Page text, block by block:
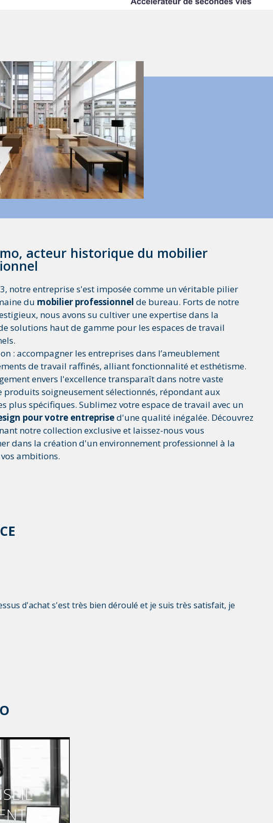
acteur historique du mobilier
notre entreprise s'est imposée comme un véritable pilier
du mobilier professionnel de bureau. Forts de notre
nous avons su cultiver une expertise dans la
solutions haut de gamme pour les espaces de travail
: accompagner les entreprises dans l’ameublement
de travail raffinés, alliant fonctionnalité et esthétisme.
envers l'excellence transparaît dans notre vaste
produits soigneusement sélectionnés, répondant aux
plus spécifiques. Sublimez votre espace de travail avec un
pour votre entreprised'une qualité inégalée. Découvrez
notre collection exclusive et laissez-nous vous
dans la création d'un environnement professionnel à la
ambitions.
d'achat s'est très bien déroulé et je suis très satisfait, je